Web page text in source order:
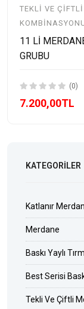
TEKLI VE
11 Lİ
GRUBU
(0)
7.200,00TL
KATEGORILER
Katlanır
Merdane
Baskı Yaylı
Best Serisi
Tekli Ve Çiftli